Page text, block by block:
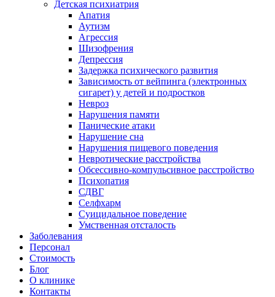
Детская психиатрия
Апатия
Аутизм
Агрессия
Шизофрения
Депрессия
Задержка психического развития
Зависимость от вейпинга (электронных
сигарет) у детей и подростков
Невроз
Нарушения памяти
Панические атаки
Нарушение сна
Нарушения пищевого поведения
Невротические расстройства
Обсессивно-компульсивное расстройство
Психопатия
СДВГ
Селфхарм
Суицидальное поведение
Умственная отсталость
Заболевания
Персонал
Стоимость
Блог
О клинике
Контакты